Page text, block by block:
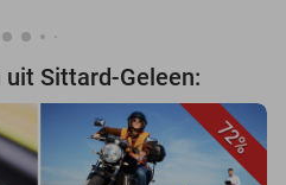
Sittard-Geleen:
72%